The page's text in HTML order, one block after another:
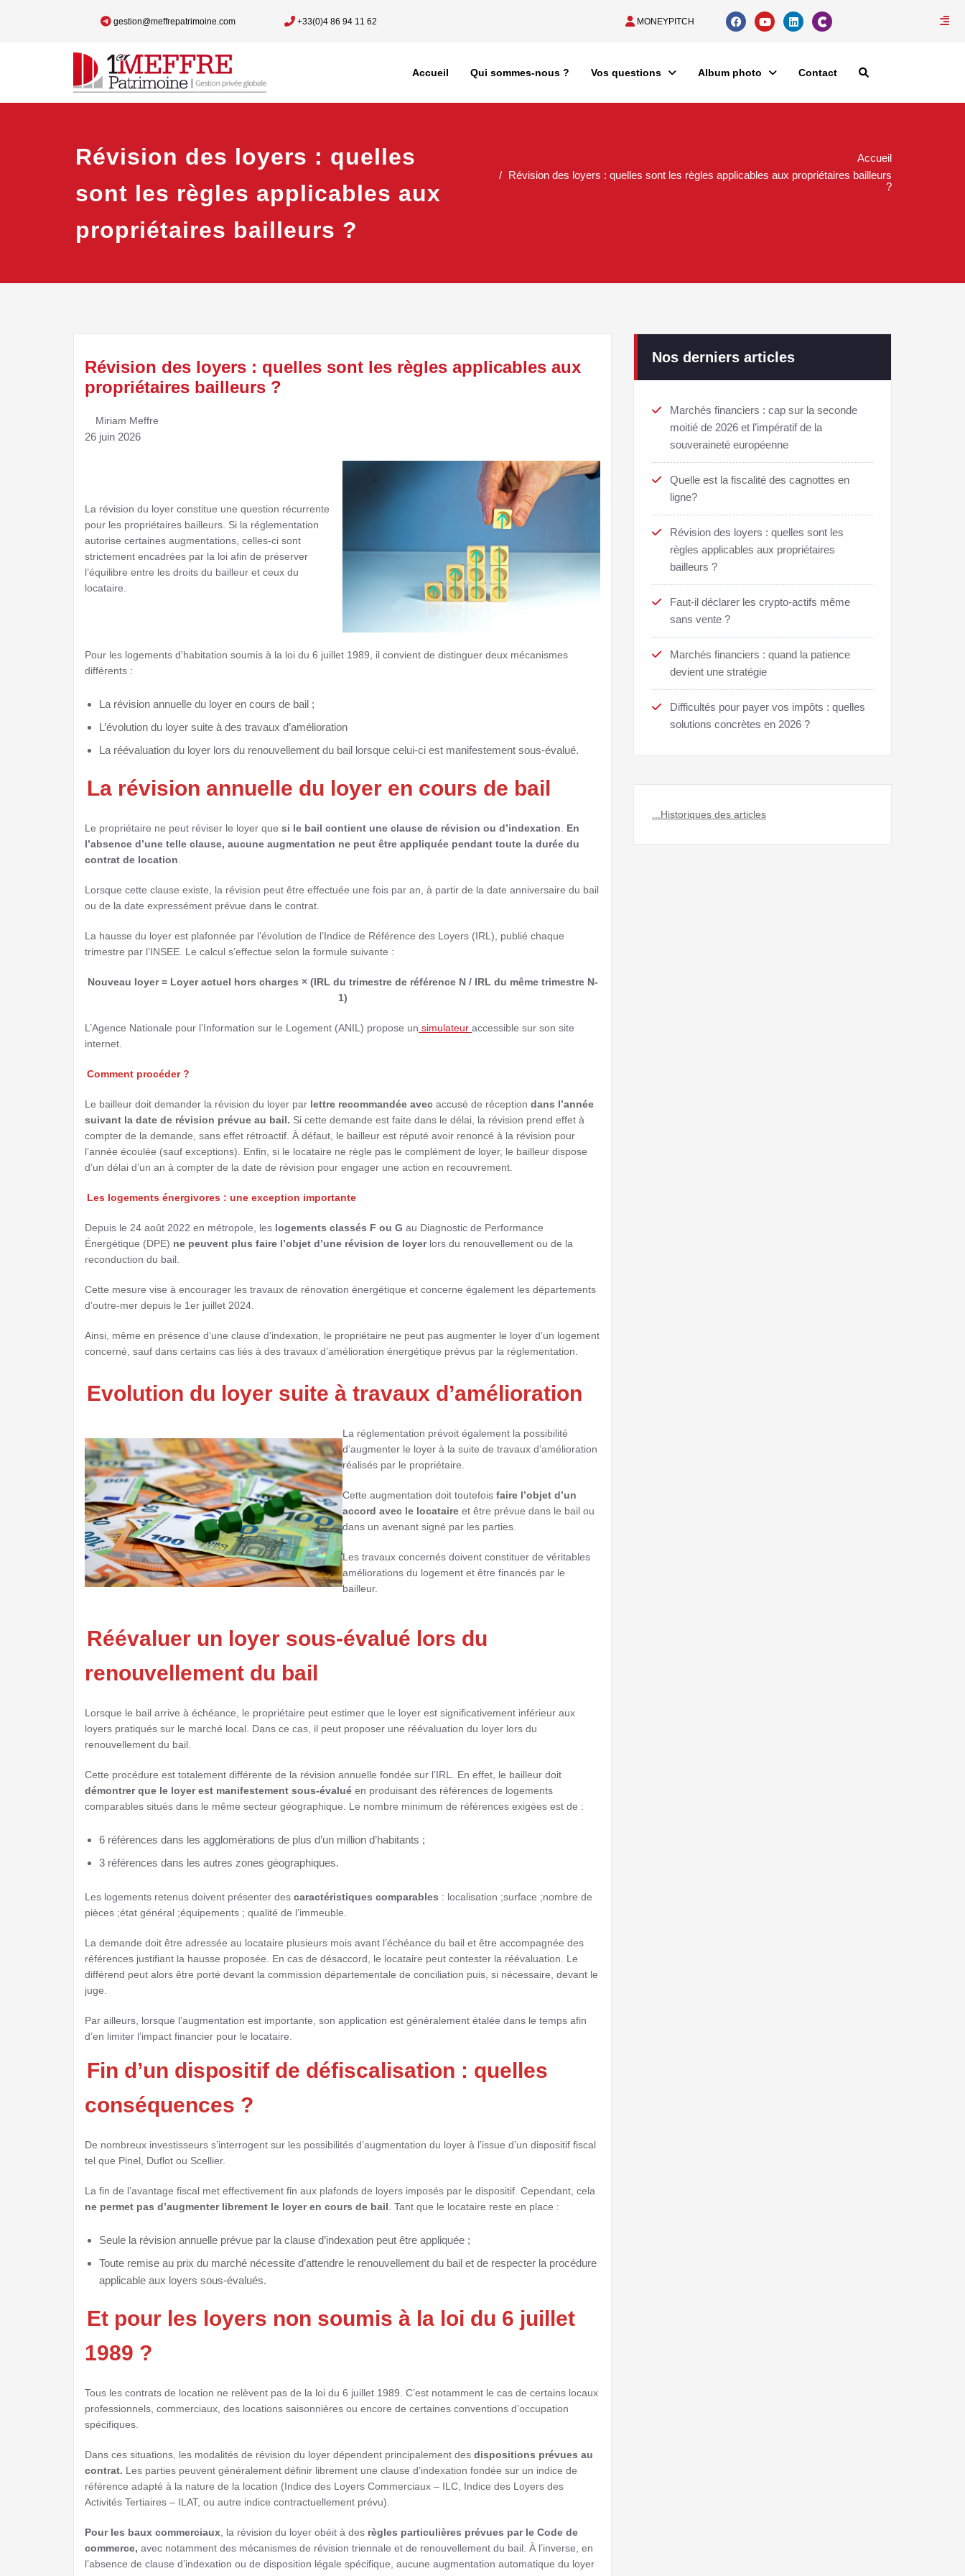
gestion@meffrepatrimoine.com +33(0)4 86 94 11 62 MONEYPITCH
Accueil Qui sommes-nous ? Vos questions Album photo Contact
Révision des loyers : quelles
sont les règles applicables aux
propriétaires bailleurs ?
Accueil
Révision des loyers : quelles sont les règles applicables aux propriétaires bailleurs
?
Révision des loyers : quelles sont les règles applicables aux
propriétaires bailleurs ?
Miriam Meffre
26 juin 2026
La révision du loyer constitue une question récurrente
pour les propriétaires bailleurs. Si la réglementation
autorise certaines augmentations, celles-ci sont
strictement encadrées par la loi afin de préserver
l’équilibre entre les droits du bailleur et ceux du
locataire.
Pour les logements d’habitation soumis à la loi du 6 juillet 1989, il convient de distinguer deux mécanismes
différents :
La révision annuelle du loyer en cours de bail ;
L’évolution du loyer suite à des travaux d’amélioration
La réévaluation du loyer lors du renouvellement du bail lorsque celui-ci est manifestement sous-évalué.
La révision annuelle du loyer en cours de bail
Le propriétaire ne peut réviser le loyer que si le bail contient une clause de révision ou d’indexation. En
l’absence d’une telle clause, aucune augmentation ne peut être appliquée pendant toute la durée du
contrat de location.
Lorsque cette clause existe, la révision peut être effectuée une fois par an, à partir de la date anniversaire du bail
ou de la date expressément prévue dans le contrat.
La hausse du loyer est plafonnée par l’évolution de l’Indice de Référence des Loyers (IRL), publié chaque
trimestre par l’INSEE. Le calcul s’effectue selon la formule suivante :
Nouveau loyer = Loyer actuel hors charges × (IRL du trimestre de référence N / IRL du même trimestre N-
1)
L’Agence Nationale pour l’Information sur le Logement (ANIL) propose un simulateur accessible sur son site
internet.
Comment procéder ?
Le bailleur doit demander la révision du loyer par lettre recommandée avec accusé de réception dans l’année
suivant la date de révision prévue au bail. Si cette demande est faite dans le délai, la révision prend effet à
compter de la demande, sans effet rétroactif. À défaut, le bailleur est réputé avoir renoncé à la révision pour
l’année écoulée (sauf exceptions). Enfin, si le locataire ne règle pas le complément de loyer, le bailleur dispose
d’un délai d’un an à compter de la date de révision pour engager une action en recouvrement.
Les logements énergivores : une exception importante
Depuis le 24 août 2022 en métropole, les logements classés F ou G au Diagnostic de Performance
Énergétique (DPE) ne peuvent plus faire l’objet d’une révision de loyer lors du renouvellement ou de la
reconduction du bail.
Cette mesure vise à encourager les travaux de rénovation énergétique et concerne également les départements
d’outre-mer depuis le 1er juillet 2024.
Ainsi, même en présence d’une clause d’indexation, le propriétaire ne peut pas augmenter le loyer d’un logement
concerné, sauf dans certains cas liés à des travaux d’amélioration énergétique prévus par la réglementation.
Evolution du loyer suite à travaux d’amélioration
La réglementation prévoit également la possibilité
d’augmenter le loyer à la suite de travaux d’amélioration
réalisés par le propriétaire.
Cette augmentation doit toutefois faire l’objet d’un
accord avec le locataire et être prévue dans le bail ou
dans un avenant signé par les parties.
Les travaux concernés doivent constituer de véritables
améliorations du logement et être financés par le
bailleur.
Réévaluer un loyer sous-évalué lors du
renouvellement du bail
Lorsque le bail arrive à échéance, le propriétaire peut estimer que le loyer est significativement inférieur aux
loyers pratiqués sur le marché local. Dans ce cas, il peut proposer une réévaluation du loyer lors du
renouvellement du bail.
Cette procédure est totalement différente de la révision annuelle fondée sur l’IRL. En effet, le bailleur doit
démontrer que le loyer est manifestement sous-évalué en produisant des références de logements
comparables situés dans le même secteur géographique. Le nombre minimum de références exigées est de :
6 références dans les agglomérations de plus d’un million d’habitants ;
3 références dans les autres zones géographiques.
Les logements retenus doivent présenter des caractéristiques comparables : localisation ;surface ;nombre de
pièces ;état général ;équipements ; qualité de l’immeuble.
La demande doit être adressée au locataire plusieurs mois avant l’échéance du bail et être accompagnée des
références justifiant la hausse proposée. En cas de désaccord, le locataire peut contester la réévaluation. Le
différend peut alors être porté devant la commission départementale de conciliation puis, si nécessaire, devant le
juge.
Par ailleurs, lorsque l’augmentation est importante, son application est généralement étalée dans le temps afin
d’en limiter l’impact financier pour le locataire.
Fin d’un dispositif de défiscalisation : quelles
conséquences ?
De nombreux investisseurs s’interrogent sur les possibilités d’augmentation du loyer à l’issue d’un dispositif fiscal
tel que Pinel, Duflot ou Scellier.
La fin de l’avantage fiscal met effectivement fin aux plafonds de loyers imposés par le dispositif. Cependant, cela
ne permet pas d’augmenter librement le loyer en cours de bail. Tant que le locataire reste en place :
Seule la révision annuelle prévue par la clause d’indexation peut être appliquée ;
Toute remise au prix du marché nécessite d’attendre le renouvellement du bail et de respecter la procédure
applicable aux loyers sous-évalués.
Et pour les loyers non soumis à la loi du 6 juillet
1989 ?
Tous les contrats de location ne relèvent pas de la loi du 6 juillet 1989. C’est notamment le cas de certains locaux
professionnels, commerciaux, des locations saisonnières ou encore de certaines conventions d’occupation
spécifiques.
Dans ces situations, les modalités de révision du loyer dépendent principalement des dispositions prévues au
contrat. Les parties peuvent généralement définir librement une clause d’indexation fondée sur un indice de
référence adapté à la nature de la location (Indice des Loyers Commerciaux – ILC, Indice des Loyers des
Activités Tertiaires – ILAT, ou autre indice contractuellement prévu).
Pour les baux commerciaux, la révision du loyer obéit à des règles particulières prévues par le Code de
commerce, avec notamment des mécanismes de révision triennale et de renouvellement du bail. À l’inverse, en
l’absence de clause d’indexation ou de disposition légale spécifique, aucune augmentation automatique du loyer
Nos derniers articles
Marchés financiers : cap sur la seconde
moitié de 2026 et l’impératif de la
souveraineté européenne
Quelle est la fiscalité des cagnottes en
ligne?
Révision des loyers : quelles sont les
règles applicables aux propriétaires
bailleurs ?
Faut-il déclarer les crypto-actifs même
sans vente ?
Marchés financiers : quand la patience
devient une stratégie
Difficultés pour payer vos impôts : quelles
solutions concrètes en 2026 ?
...Historiques des articles